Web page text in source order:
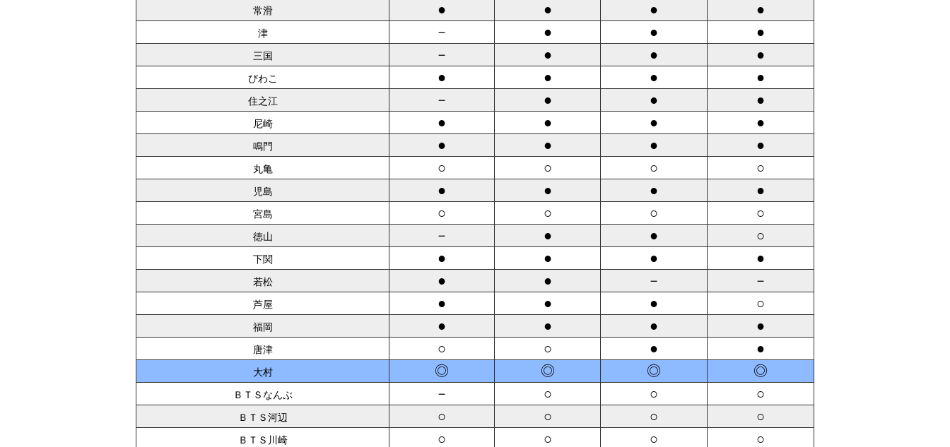
常滑 ● ● ● ●
津 － ● ● ●
三国 － ● ● ●
びわこ ● ● ● ●
住之江 － ● ● ●
尼崎 ● ● ● ●
鳴門 ● ● ● ●
丸亀 ○ ○ ○ ○
児島 ● ● ● ●
宮島 ○ ○ ○ ○
徳山 － ● ● ○
下関 ● ● ● ●
若松 ● ● － －
芦屋 ● ● ● ○
福岡 ● ● ● ●
唐津 ○ ○ ● ●
大村 ◎ ◎ ◎ ◎
ＢＴＳなんぶ － ○ ○ ○
ＢＴＳ河辺 ○ ○ ○ ○
ＢＴＳ川崎 ○ ○ ○ ○